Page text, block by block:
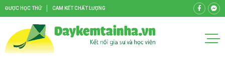
ĐƯỢC HỌC THỬ CAM KẾT CHẤT LƯỢNG